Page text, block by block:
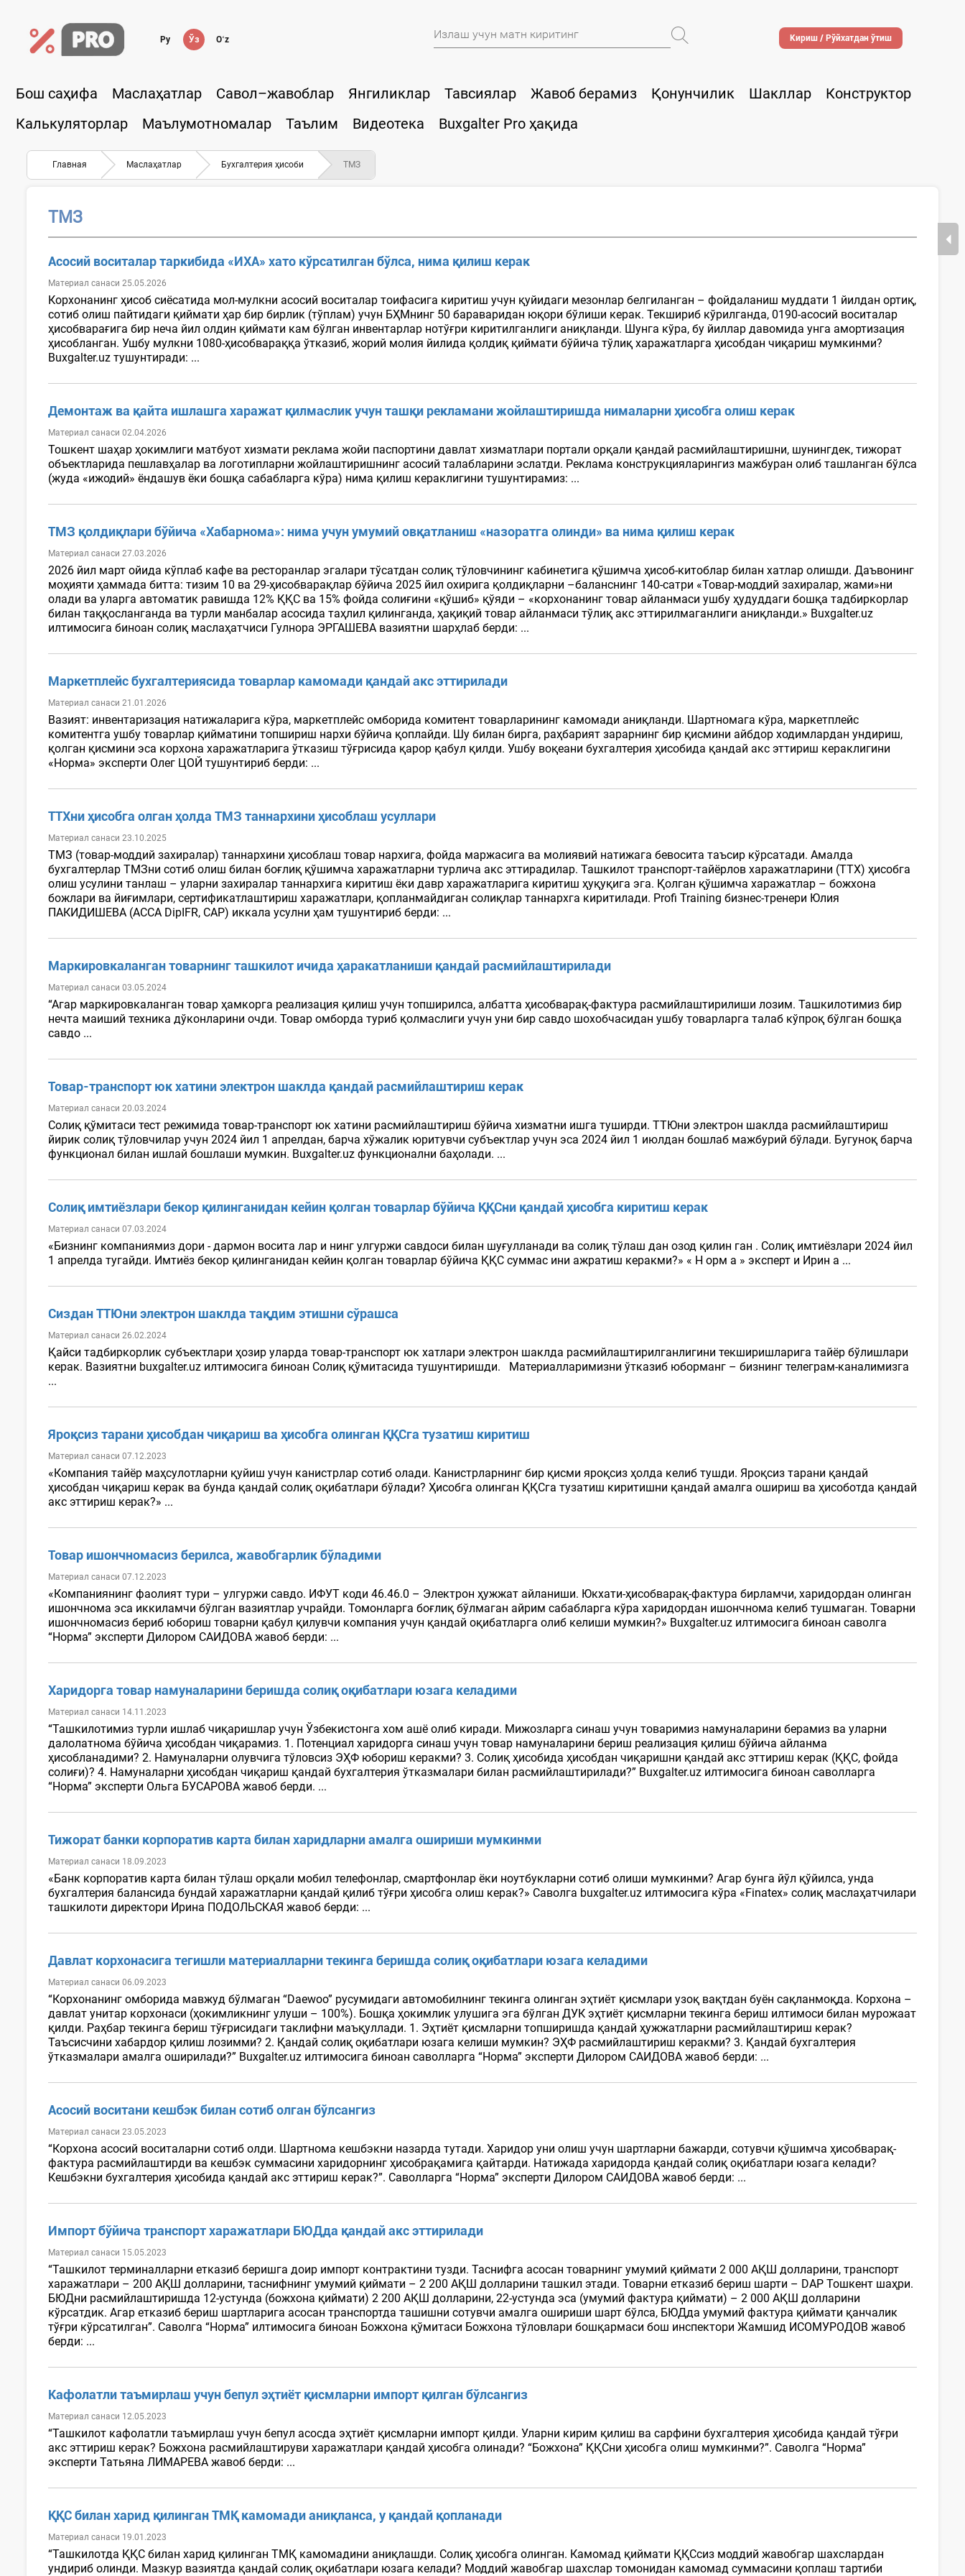
Ру Ўз Oʻz Кириш / Рўйхатдан ўтиш
Бош саҳифа Маслаҳатлар Савол–жавоблар Янгиликлар Тавсиялар Жавоб берамиз Қонунчилик Шакллар
Конструктор
Калькуляторлар
Маълумотномалар Таълим Видеотека Buxgalter Pro ҳақида
Главная Маслаҳатлар Бухгалтерия ҳисоби ТМЗ
ТМЗ
Асосий воситалар таркибида «ИХА» хато кўрсатилган бўлса, нима қилиш керак
Материал санаси 25.05.2026
Корхонанинг ҳисоб сиёсатида мол-мулкни асосий воситалар тоифасига киритиш учун қуйидаги мезонлар белгиланган – фойдаланиш муддати 1 йилдан ортиқ,
сотиб олиш пайтидаги қиймати ҳар бир бирлик (тўплам) учун БҲМнинг 50 бараваридан юқори бўлиши керак. Текшириб кўрилганда, 0190-асосий воситалар
ҳисобварағига бир неча йил олдин қиймати кам бўлган инвентарлар нотўғри киритилганлиги аниқланди. Шунга кўра, бу йиллар давомида унга амортизация
ҳисобланган. Ушбу мулкни 1080-ҳисобвараққа ўтказиб, жорий молия йилида қолдиқ қиймати бўйича тўлиқ харажатларга ҳисобдан чиқариш мумкинми?
Buxgalter.uz тушунтиради: ...
Демонтаж ва қайта ишлашга харажат қилмаслик учун ташқи рекламани жойлаштиришда нималарни ҳисобга олиш керак
Материал санаси 02.04.2026
Тошкент шаҳар ҳокимлиги матбуот хизмати реклама жойи паспортини давлат хизматлари портали орқали қандай расмийлаштиришни, шунингдек, тижорат
объектларида пешлавҳалар ва логотипларни жойлаштиришнинг асосий талабларини эслатди. Реклама конструкцияларингиз мажбуран олиб ташланган бўлса
(жуда «ижодий» ёндашув ёки бошқа сабабларга кўра) нима қилиш кераклигини тушунтирамиз: ...
ТМЗ қолдиқлари бўйича «Хабарнома»: нима учун умумий овқатланиш «назоратга олинди» ва нима қилиш керак
Материал санаси 27.03.2026
2026 йил март ойида кўплаб кафе ва ресторанлар эгалари тўсатдан солиқ тўловчининг кабинетига қўшимча ҳисоб-китоблар билан хатлар олишди. Даъвонинг
моҳияти ҳаммада битта: тизим 10 ва 29-ҳисобварақлар бўйича 2025 йил охирига қолдиқларни –баланснинг 140-сатри «Товар-моддий захиралар, жами»ни
олади ва уларга автоматик равишда 12% ҚҚС ва 15% фойда солиғини «қўшиб» қўяди – «корхонанинг товар айланмаси ушбу ҳудуддаги бошқа тадбиркорлар
билан таққосланганда ва турли манбалар асосида таҳлил қилинганда, ҳақиқий товар айланмаси тўлиқ акс эттирилмаганлиги аниқланди.» Buxgalter.uz
илтимосига биноан солиқ маслаҳатчиси Гулнора ЭРГАШЕВА вазиятни шарҳлаб берди: ...
Маркетплейс бухгалтериясида товарлар камомади қандай акс эттирилади
Материал санаси 21.01.2026
Вазият: инвентаризация натижаларига кўра, маркетплейс омборида комитент товарларининг камомади аниқланди. Шартномага кўра, маркетплейс
комитентга ушбу товарлар қийматини топшириш нархи бўйича қоплайди. Шу билан бирга, раҳбарият зарарнинг бир қисмини айбдор ходимлардан ундириш,
қолган қисмини эса корхона харажатларига ўтказиш тўғрисида қарор қабул қилди. Ушбу воқеани бухгалтерия ҳисобида қандай акс эттириш кераклигини
«Норма» эксперти Олег ЦОЙ тушунтириб берди: ...
ТТХни ҳисобга олган ҳолда ТМЗ таннархини ҳисоблаш усуллари
Материал санаси 23.10.2025
ТМЗ (товар-моддий захиралар) таннархини ҳисоблаш товар нархига, фойда маржасига ва молиявий натижага бевосита таъсир кўрсатади. Амалда
бухгалтерлар ТМЗни сотиб олиш билан боғлиқ қўшимча харажатларни турлича акс эттирадилар. Ташкилот транспорт-тайёрлов харажатларини (ТТХ) ҳисобга
олиш усулини танлаш – уларни захиралар таннархига киритиш ёки давр харажатларига киритиш ҳуқуқига эга. Қолган қўшимча харажатлар – божхона
божлари ва йиғимлари, сертификатлаштириш харажатлари, қопланмайдиган солиқлар таннархга киритилади. Profi Training бизнес-тренери Юлия
ПАКИДИШЕВА (АCCА DipIFR, CAP) иккала усулни ҳам тушунтириб берди: ...
Маркировкаланган товарнинг ташкилот ичида ҳаракатланиши қандай расмийлаштирилади
Материал санаси 03.05.2024
“Агар маркировкаланган товар ҳамкорга реализация қилиш учун топширилса, албатта ҳисобварақ-фактура расмийлаштирилиши лозим. Ташкилотимиз бир
нечта маиший техника дўконларини очди. Товар омборда туриб қолмаслиги учун уни бир савдо шохобчасидан ушбу товарларга талаб кўпроқ бўлган бошқа
савдо ...
Товар-транспорт юк хатини электрон шаклда қандай расмийлаштириш керак
Материал санаси 20.03.2024
Солиқ қўмитаси тест режимида товар-транспорт юк хатини расмийлаштириш бўйича хизматни ишга туширди. ТТЮни электрон шаклда расмийлаштириш
йирик солиқ тўловчилар учун 2024 йил 1 апрелдан, барча хўжалик юритувчи субъектлар учун эса 2024 йил 1 июлдан бошлаб мажбурий бўлади. Бугуноқ барча
функционал билан ишлай бошлаши мумкин. Buxgalter.uz функционални баҳолади. ...
Солиқ имтиёзлари бекор қилинганидан кейин қолган товарлар бўйича ҚҚСни қандай ҳисобга киритиш керак
Материал санаси 07.03.2024
«Бизнинг компаниямиз дори - дармон восита лар и нинг улгуржи савдоси билан шуғулланади ва солиқ тўлаш дан озод қилин ган . Солиқ имтиёзлари 2024 йил
1 апрелда тугайди. Имтиёз бекор қилинганидан кейин қолган товарлар бўйича ҚҚС суммас ини ажратиш керакми?» « Н орм a » эксперт и Ирин a ...
Сиздан ТТЮни электрон шаклда тақдим этишни сўрашса
Материал санаси 26.02.2024
Қайси тадбиркорлик субъектлари ҳозир уларда товар-транспорт юк хатлари электрон шаклда расмийлаштирилганлигини текширишларига тайёр бўлишлари
керак. Вазиятни buxgalter.uz илтимосига биноан Солиқ қўмитасида тушунтиришди. Материалларимизни ўтказиб юборманг – бизнинг телеграм-каналимизга
...
Яроқсиз тарани ҳисобдан чиқариш ва ҳисобга олинган ҚҚСга тузатиш киритиш
Материал санаси 07.12.2023
«Компания тайёр маҳсулотларни қуйиш учун канистрлар сотиб олади. Канистрларнинг бир қисми яроқсиз ҳолда келиб тушди. Яроқсиз тарани қандай
ҳисобдан чиқариш керак ва бунда қандай солиқ оқибатлари бўлади? Ҳисобга олинган ҚҚСга тузатиш киритишни қандай амалга ошириш ва ҳисоботда қандай
акс эттириш керак?» ...
Товар ишончномасиз берилса, жавобгарлик бўладими
Материал санаси 07.12.2023
«Компаниянинг фаолият тури – улгуржи савдо. ИФУТ коди 46.46.0 – Электрон ҳужжат айланиши. Юкхати-ҳисобварақ-фактура бирламчи, харидордан олинган
ишончнома эса иккиламчи бўлган вазиятлар учрайди. Томонларга боғлиқ бўлмаган айрим сабабларга кўра харидордан ишончнома келиб тушмаган. Товарни
ишончномасиз бериб юбориш товарни қабул қилувчи компания учун қандай оқибатларга олиб келиши мумкин?» Buxgalter.uz илтимосига биноан саволга
“Норма” эксперти Дилором САИДОВА жавоб берди: ...
Харидорга товар намуналарини беришда солиқ оқибатлари юзага келадими
Материал санаси 14.11.2023
“Ташкилотимиз турли ишлаб чиқаришлар учун Ўзбекистонга хом ашё олиб киради. Мижозларга синаш учун товаримиз намуналарини берамиз ва уларни
далолатнома бўйича ҳисобдан чиқарамиз. 1. Потенциал харидорга синаш учун товар намуналарини бериш реализация қилиш бўйича айланма
ҳисобланадими? 2. Намуналарни олувчига тўловсиз ЭҲФ юбориш керакми? 3. Солиқ ҳисобида ҳисобдан чиқаришни қандай акс эттириш керак (ҚҚС, фойда
солиғи)? 4. Намуналарни ҳисобдан чиқариш қандай бухгалтерия ўтказмалари билан расмийлаштирилади?” Buxgalter.uz илтимосига биноан саволларга
“Норма” эксперти Ольга БУСАРОВА жавоб берди. ...
Тижорат банки корпоратив карта билан харидларни амалга ошириши мумкинми
Материал санаси 18.09.2023
«Банк корпоратив карта билан тўлаш орқали мобил телефонлар, смартфонлар ёки ноутбукларни сотиб олиши мумкинми? Агар бунга йўл қўйилса, унда
бухгалтерия балансида бундай харажатларни қандай қилиб тўғри ҳисобга олиш керак?» Саволга buxgalter.uz илтимосига кўра «Finatex» солиқ маслаҳатчилари
ташкилоти директори Ирина ПОДОЛЬСКАЯ жавоб берди: ...
Давлат корхонасига тегишли материалларни текинга беришда солиқ оқибатлари юзага келадими
Материал санаси 06.09.2023
“Корхонанинг омборида мавжуд бўлмаган “Daewoo” русумидаги автомобилнинг текинга олинган эҳтиёт қисмлари узоқ вақтдан буён сақланмоқда. Корхона –
давлат унитар корхонаси (ҳокимликнинг улуши – 100%). Бошқа ҳокимлик улушига эга бўлган ДУК эҳтиёт қисмларни текинга бериш илтимоси билан мурожаат
қилди. Раҳбар текинга бериш тўғрисидаги таклифни маъқуллади. 1. Эҳтиёт қисмларни топширишда қандай ҳужжатларни расмийлаштириш керак?
Таъсисчини хабардор қилиш лозимми? 2. Қандай солиқ оқибатлари юзага келиши мумкин? ЭҲФ расмийлаштириш керакми? 3. Қандай бухгалтерия
ўтказмалари амалга оширилади?” Buxgalter.uz илтимосига биноан саволларга “Норма” эксперти Дилором САИДОВА жавоб берди: ...
Асосий воситани кешбэк билан сотиб олган бўлсангиз
Материал санаси 23.05.2023
“Корхона асосий воситаларни сотиб олди. Шартнома кешбэкни назарда тутади. Харидор уни олиш учун шартларни бажарди, сотувчи қўшимча ҳисобварақ-
фактура расмийлаштирди ва кешбэк суммасини харидорнинг ҳисобрақамига қайтарди. Натижада харидорда қандай солиқ оқибатлари юзага келади?
Кешбэкни бухгалтерия ҳисобида қандай акс эттириш керак?”. Саволларга “Норма” эксперти Дилором САИДОВА жавоб берди: ...
Импорт бўйича транспорт харажатлари БЮДда қандай акс эттирилади
Материал санаси 15.05.2023
“Ташкилот терминалларни етказиб беришга доир импорт контрактини тузди. Таснифга асосан товарнинг умумий қиймати 2 000 АҚШ долларини, транспорт
харажатлари – 200 АҚШ долларини, таснифнинг умумий қиймати – 2 200 АҚШ долларини ташкил этади. Товарни етказиб бериш шарти – DAP Тошкент шаҳри.
БЮДни расмийлаштиришда 12-устунда (божхона қиймати) 2 200 АҚШ долларини, 22-устунда эса (умумий фактура қиймати) – 2 000 АҚШ долларини
кўрсатдик. Агар етказиб бериш шартларига асосан транспортда ташишни сотувчи амалга ошириши шарт бўлса, БЮДда умумий фактура қиймати қанчалик
тўғри кўрсатилган”. Саволга “Норма” илтимосига биноан Божхона қўмитаси Божхона тўловлари бошқармаси бош инспектори Жамшид ИСОМУРОДОВ жавоб
берди: ...
Кафолатли таъмирлаш учун бепул эҳтиёт қисмларни импорт қилган бўлсангиз
Материал санаси 12.05.2023
“Ташкилот кафолатли таъмирлаш учун бепул асосда эҳтиёт қисмларни импорт қилди. Уларни кирим қилиш ва сарфини бухгалтерия ҳисобида қандай тўғри
акс эттириш керак? Божхона расмийлаштируви харажатлари қандай ҳисобга олинади? “Божхона” ҚҚСни ҳисобга олиш мумкинми?”. Саволга “Норма”
эксперти Татьяна ЛИМАРЕВА жавоб берди: ...
ҚҚС билан харид қилинган ТМҚ камомади аниқланса, у қандай қопланади
Материал санаси 19.01.2023
“Ташкилотда ҚҚС билан харид қилинган ТМҚ камомадини аниқлашди. Солиқ ҳисобга олинган. Камомад қиймати ҚҚСсиз моддий жавобгар шахслардан
ундириб олинди. Мазкур вазиятда қандай солиқ оқибатлари юзага келади? Моддий жавобгар шахслар томонидан камомад суммасини қоплаш тартиби